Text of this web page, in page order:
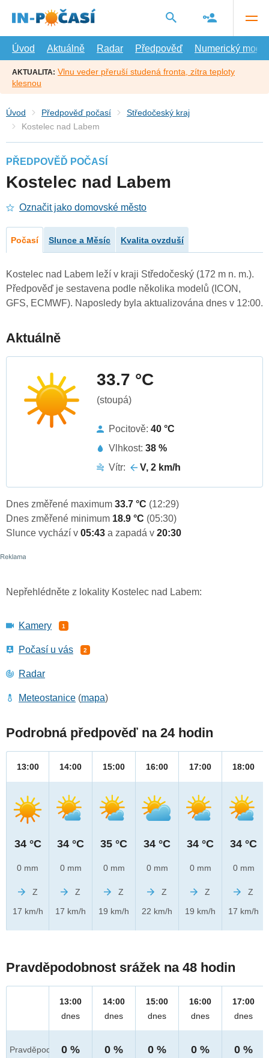
hlavní
Úvod
Aktuálně Radar Předpověď Numerický model
AKTUALITA: Vlnu veder přeruší studená fronta, zítra teploty
klesnou
Úvod Předpověď počasí
Středočeský kraj
Kostelec nad Labem
PŘEDPOVĚĎ POČASÍ
Kostelec nad Labem
Označit jako domovské město
Počasí Slunce a Měsíc Kvalita ovzduší
Kostelec nad Labem leží v kraji Středočeský (172 m n. m.).
Předpověď je sestavena podle několika modelů (ICON,
GFS, ECMWF). Naposledy byla aktualizována dnes v 12:00.
Aktuálně
33.7 °C
(stoupá)
Pocitově: 40 °C
Vlhkost: 38 %
Vítr:
V, 2 km/h
Dnes změřené maximum 33.7 °C (12:29)
Dnes změřené minimum 18.9 °C (05:30)
Slunce vychází v 05:43 a zapadá v 20:30
Nepřehlédněte z lokality Kostelec nad Labem:
Kamery 1
Počasí u vás 2
Radar
Meteostanice (mapa)
Podrobná předpověď na 24 hodin
13:00
34 °C
0 mm
Z
17 km/h
14:00
34 °C
0 mm
Z
17 km/h
15:00
35 °C
0 mm
Z
19 km/h
16:00
34 °C
0 mm
Z
22 km/h
17:00
34 °C
0 mm
Z
19 km/h
18:00
34 °C
0 mm
Z
17 km/h
Pravděpodobnost srážek na 48 hodin
Pravděpod.
13:00
dnes
0 %
14:00
dnes
0 %
15:00
dnes
0 %
16:00
dnes
0 %
17:00
dnes
0 %